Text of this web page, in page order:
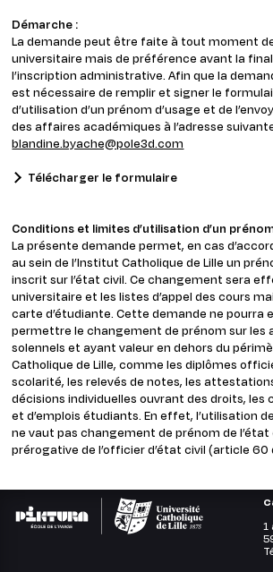
Démarche :
La demande peut être faite à tout moment de
universitaire mais de préférence avant la
l’inscription administrative. Afin que la
est nécessaire de remplir et signer le
d’utilisation d’un prénom d’usage et de
des affaires académiques à l’adresse
blandine.byache@pole3d.com
Télécharger le formulaire
Conditions et limites d’utilisation d’un
La présente demande permet, en cas
au sein de l’Institut Catholique de Lille un
inscrit sur l’état civil. Ce changement sera
universitaire et les listes d’appel des cours
carte d’étudiante. Cette demande ne pourra
permettre le changement de prénom sur les
solennels et ayant valeur en dehors du
Catholique de Lille, comme les diplômes
scolarité, les relevés de notes, les
décisions individuelles ouvrant des droits,
et d’emplois étudiants. En effet, l’utilisation
ne vaut pas changement de prénom de l’état
prérogative de l’officier d’état civil (article 60
1